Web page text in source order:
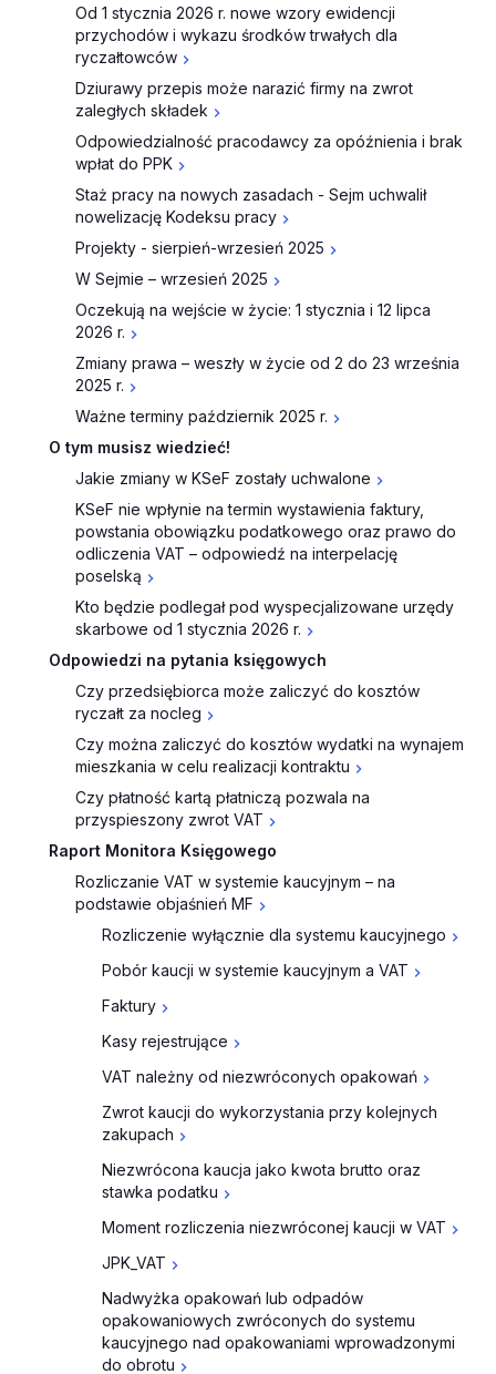
Od 1 stycznia 2026 r. nowe wzory ewidencji
przychodów i wykazu środków trwałych dla
ryczałtowców
Dziurawy przepis może narazić firmy na zwrot
zaległych składek
Odpowiedzialność pracodawcy za opóźnienia i brak
wpłat do PPK
Staż pracy na nowych zasadach - Sejm uchwalił
nowelizację Kodeksu pracy
Projekty - sierpień-wrzesień 2025
W Sejmie – wrzesień 2025
Oczekują na wejście w życie: 1 stycznia i 12 lipca
2026 r.
Zmiany prawa – weszły w życie od 2 do 23 września
2025 r.
Ważne terminy październik 2025 r.
O tym musisz wiedzieć!
Jakie zmiany w KSeF zostały uchwalone
KSeF nie wpłynie na termin wystawienia faktury,
powstania obowiązku podatkowego oraz prawo do
odliczenia VAT – odpowiedź na interpelację
poselską
Kto będzie podlegał pod wyspecjalizowane urzędy
skarbowe od 1 stycznia 2026 r.
Odpowiedzi na pytania księgowych
Czy przedsiębiorca może zaliczyć do kosztów
ryczałt za nocleg
Czy można zaliczyć do kosztów wydatki na wynajem
mieszkania w celu realizacji kontraktu
Czy płatność kartą płatniczą pozwala na
przyspieszony zwrot VAT
Raport Monitora Księgowego
Rozliczanie VAT w systemie kaucyjnym – na
podstawie objaśnień MF
Rozliczenie wyłącznie dla systemu kaucyjnego
Pobór kaucji w systemie kaucyjnym a VAT
Faktury
Kasy rejestrujące
VAT należny od niezwróconych opakowań
Zwrot kaucji do wykorzystania przy kolejnych
zakupach
Niezwrócona kaucja jako kwota brutto oraz
stawka podatku
Moment rozliczenia niezwróconej kaucji w VAT
JPK_VAT
Nadwyżka opakowań lub odpadów
opakowaniowych zwróconych do systemu
kaucyjnego nad opakowaniami wprowadzonymi
do obrotu